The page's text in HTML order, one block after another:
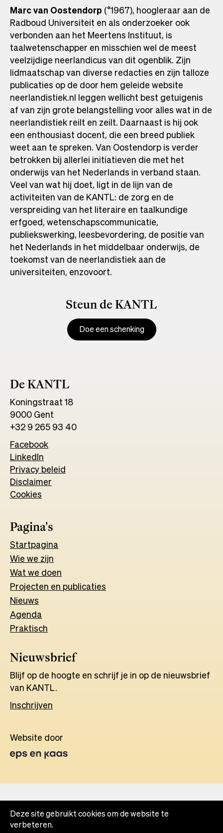
Marc van Oostendorp (°1967), hoogleraar aan de
Radboud Universiteit en als onderzoeker ook
verbonden aan het Meertens Instituut, is
taalwetenschapper en misschien wel de meest
veelzijdige neerlandicus van dit ogenblik. Zijn
lidmaatschap van diverse redacties en zijn talloze
publicaties op de door hem geleide website
neerlandistiek.nl leggen wellicht best getuigenis
af van zijn grote belangstelling voor alles wat in de
neerlandistiek reilt en zeilt. Daarnaast is hij ook
een enthousiast docent, die een breed publiek
weet aan te spreken. Van Oostendorp is verder
betrokken bij allerlei initiatieven die met het
onderwijs van het Nederlands in verband staan.
Veel van wat hij doet, ligt in de lijn van de
activiteiten van de KANTL: de zorg en de
verspreiding van het literaire en taalkundige
erfgoed, wetenschapscommunicatie,
publiekswerking, leesbevordering, de positie van
het Nederlands in het middelbaar onderwijs, de
toekomst van de neerlandistiek aan de
universiteiten, enzovoort.
Steun de KANTL
Doe een schenking
De KANTL
Koningstraat 18
9000 Gent
+32 9 265 93 40
Facebook
a
new
LinkedIn
in
a
Privacy beleid
Disclaimer
Cookies
Pagina's
Startpagina
Wie we zijn
Wat we doen
Projecten en publicaties
Nieuws
Agenda
Praktisch
Nieuwsbrief
Blijf op de hoogte en schrijf je in op de nieuwsbrief
van KANTL.
Inschrijven
Website door
in
tab
Deze site gebruikt cookies om de website te
verbeteren.